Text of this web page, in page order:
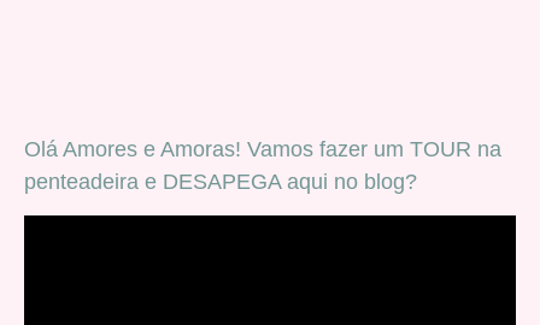
Olá Amores e Amoras! Vamos fazer um TOUR na
penteadeira e DESAPEGA aqui no blog?